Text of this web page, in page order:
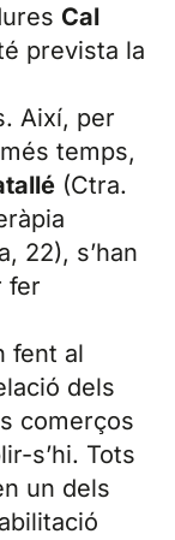
Cal
prevista la
Així, per
temps,
(Ctra.
22), s’han
fer
fent al
dels
comerços
s’hi. Tots
un dels